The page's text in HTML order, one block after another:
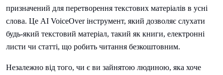
призначений для перетворення текстових матеріалів в усні
слова. Це AI VoiceOver інструмент, який дозволяє слухати
будь-який текстовий матеріал, такий як книги, електронні
листи чи статті, що робить читання безкоштовним.
Незалежно від того, чи є ви зайнятою людиною, яка хоче